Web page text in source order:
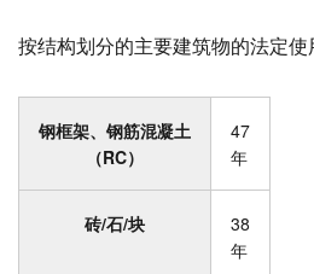
按结构划分的主要建筑物的法定使
钢框架、钢筋混凝土
（RC）
47
年
砖/石/块
38
年